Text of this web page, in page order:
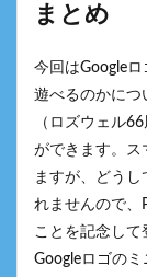
まとめ
今回はGoogle
遊べるのかにつ
（ロズウェル
ができます。ス
ますが、どう
れませんので、
ことを記念し
Googleロゴの